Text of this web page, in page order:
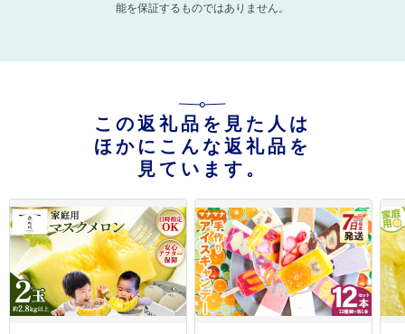
能を保証するものではありません。
この返礼品を見た人は
ほかにこんな返礼品を
見ています。